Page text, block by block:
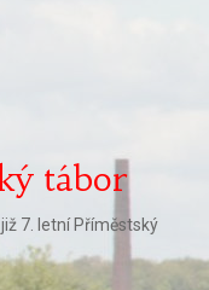
tábor
7. letní Příměstský